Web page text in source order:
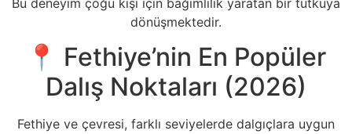
Bu deneyim çoğu kişi için bağımlılık yaratan bir tutkuya
dönüşmektedir.
📍 Fethiye’nin En Popüler
Dalış Noktaları (2026)
Fethiye ve çevresi, farklı seviyelerde dalgıçlara uygun